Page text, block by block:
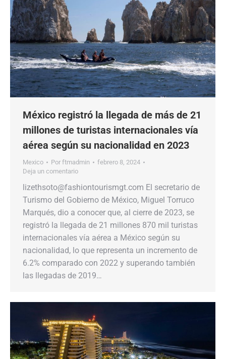
México registró la llegada de más de 21
millones de turistas internacionales vía
aérea según su nacionalidad en 2023
Mexico Por ftmadmin
febrero 8, 2024
Deja un comentario
lizethsoto@fashiontourismgt.com El secretario de
Turismo del Gobierno de México, Miguel Torruco
Marqués, dio a conocer que, al cierre de 2023, se
registró la llegada de 21 millones 870 mil turistas
internacionales vía aérea a México según su
nacionalidad, lo que representa un incremento de
6.2% comparado con 2022 y superando también
las llegadas de 2019…